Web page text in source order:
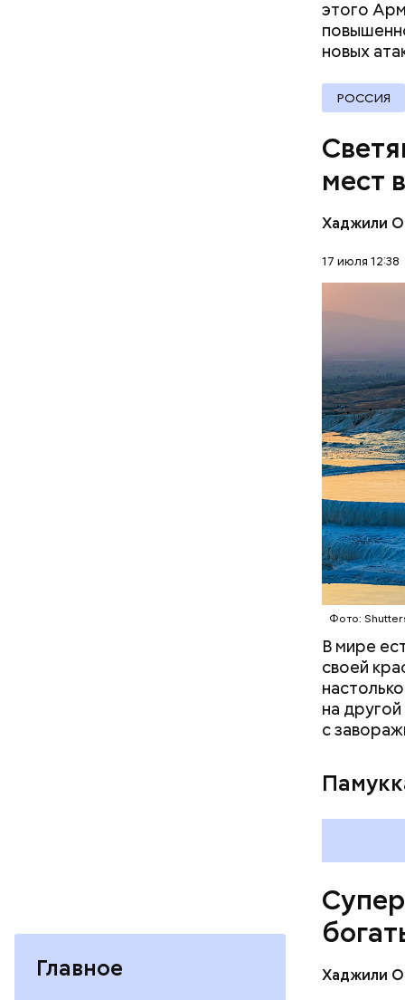
Главное
этого
новых
РОССИЯ
мест
Хаджили
17 июля 12:38
Фото:
В мире
своей
на
с
сделаны
Хаджили
Амансио
магазине
делала
Подход
всей
Фото: public
городке
близнец,
работала
Версаль,
году